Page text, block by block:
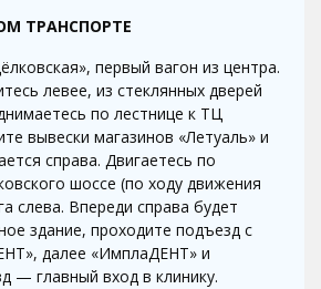
ТРАНСПОРТЕ
первый вагон из центра.
левее, из стеклянных дверей
по лестнице к ТЦ
вывески магазинов «Летуаль» и
справа. Двигаетесь по
шоссе (по ходу движения
слева. Впереди справа будет
здание, проходите подъезд с
далее «ИмплаДЕНТ» и
— главный вход в клинику.